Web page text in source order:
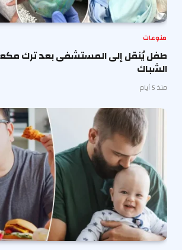
منوعات
طفل يُنقل إلى المستشفى بعد ترك
الشباك
منذ 5 أيام